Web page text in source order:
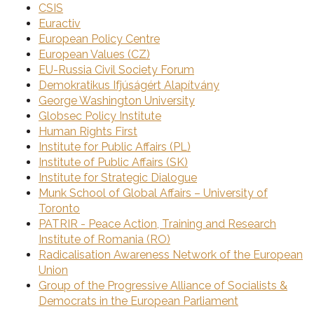
CSIS
Euractiv
European Policy Centre
European Values (CZ)
EU-Russia Civil Society Forum
Demokratikus Ifjúságért Alapítvány
George Washington University
Globsec Policy Institute
Human Rights First
Institute for Public Affairs (PL)
Institute of Public Affairs (SK)
Institute for Strategic Dialogue
Munk School of Global Affairs – University of
Toronto
PATRIR - Peace Action, Training and Research
Institute of Romania (RO)
Radicalisation Awareness Network of the European
Union
Group of the Progressive Alliance of Socialists &
Democrats in the European Parliament